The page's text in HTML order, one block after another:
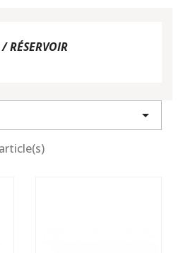
RÉSERVOIR
